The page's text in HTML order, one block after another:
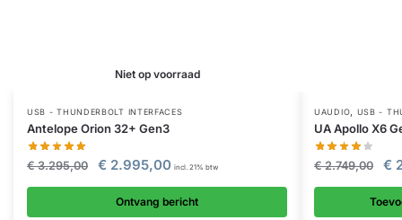
Niet op voorraad
USB - THUNDERBOLT INTERFACES
Antelope Orion 32+ Gen3
€3.295,00 € 2.995,00 incl. 21% btw
Ontvang bericht
UAUDIO, USB -
UA Apollo X6
€2.749,00 €